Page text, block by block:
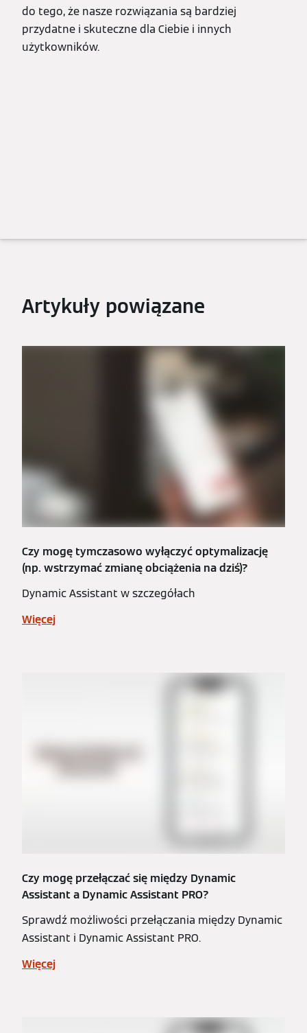
do tego, że nasze rozwiązania są bardziej
przydatne i skuteczne dla Ciebie i innych
użytkowników.
Artykuły powiązane
Czy mogę tymczasowo wyłączyć optymalizację
(np. wstrzymać zmianę obciążenia na dziś)?
Dynamic Assistant w szczegółach
Więcej
Czy mogę przełączać się między Dynamic
Assistant a Dynamic Assistant PRO?
Sprawdź możliwości przełączania między Dynamic
Assistant i Dynamic Assistant PRO.
Więcej